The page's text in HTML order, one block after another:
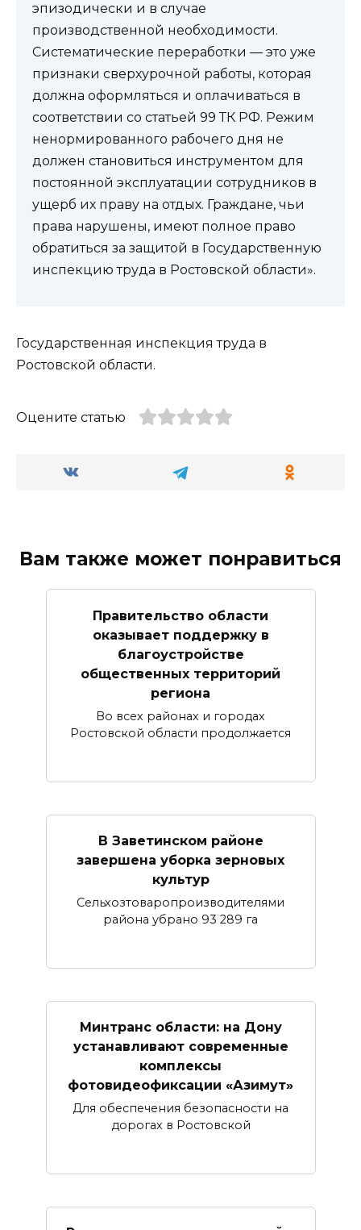
эпизодически и в случае
производственной необходимости.
Систематические переработки — это уже
признаки сверхурочной работы, которая
должна оформляться и оплачиваться в
соответствии со статьей 99 ТК РФ. Режим
ненормированного рабочего дня не
должен становиться инструментом для
постоянной эксплуатации сотрудников в
ущерб их праву на отдых. Граждане, чьи
права нарушены, имеют полное право
обратиться за защитой в Государственную
инспекцию труда в Ростовской области».
Государственная инспекция труда в
Ростовской области.
Оцените статью
Вам также может понравиться
Правительство области
оказывает поддержку в
благоустройстве
общественных территорий
региона
Во всех районах и городах
Ростовской области продолжается
В Заветинском районе
завершена уборка зерновых
культур
Сельхозтоваропроизводителями
района убрано 93 289 га
Минтранс области: на Дону
устанавливают современные
комплексы
фотовидеофиксации «Азимут»
Для обеспечения безопасности на
дорогах в Ростовской